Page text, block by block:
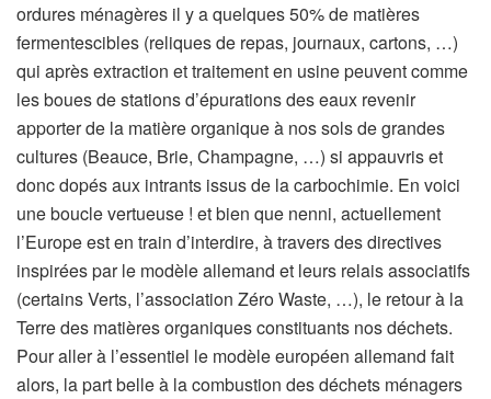
ordures ménagères il y a quelques 50% de matières
fermentescibles (reliques de repas, journaux, cartons, …)
qui après extraction et traitement en usine peuvent comme
les boues de stations d’épurations des eaux revenir
apporter de la matière organique à nos sols de grandes
cultures (Beauce, Brie, Champagne, …) si appauvris et
donc dopés aux intrants issus de la carbochimie. En voici
une boucle vertueuse ! et bien que nenni, actuellement
l’Europe est en train d’interdire, à travers des directives
inspirées par le modèle allemand et leurs relais associatifs
(certains Verts, l’association Zéro Waste, …), le retour à la
Terre des matières organiques constituants nos déchets.
Pour aller à l’essentiel le modèle européen allemand fait
alors, la part belle à la combustion des déchets ménagers